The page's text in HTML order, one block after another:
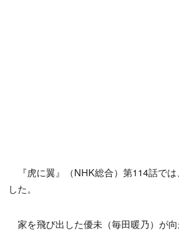
『虎に翼』（NHK総合）第114話で
した。
家を飛び出した優未（毎田暖乃）が